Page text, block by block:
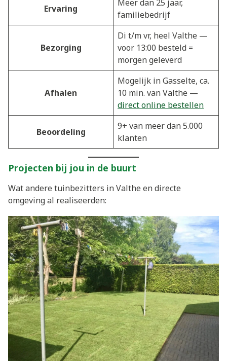
Ervaring
Meer dan 25 jaar,
familiebedrijf
Bezorging
Di t/m vr, heel Valthe —
voor 13:00 besteld =
morgen geleverd
Afhalen
Mogelijk in Gasselte, ca.
10 min. van Valthe —
direct online bestellen
Beoordeling
9+ van meer dan 5.000
klanten
Projecten bij jou in de buurt
Wat andere tuinbezitters in Valthe en directe
omgeving al realiseerden: